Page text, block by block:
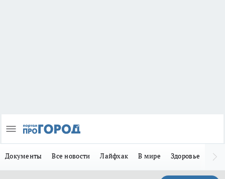
Документы Все новости Лайфхак В мире Здоровье